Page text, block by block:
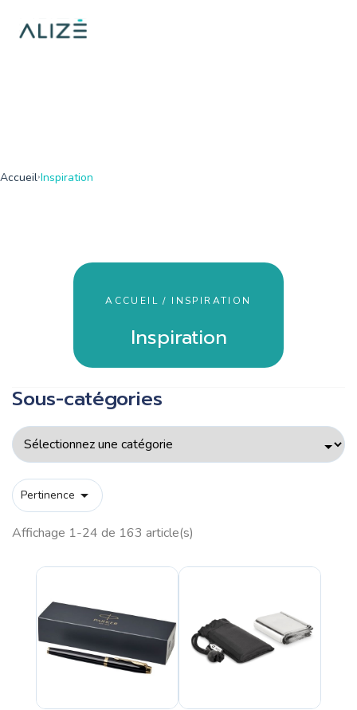
on line137
Accueil Inspiration
ACCUEIL / INSPIRATION
Inspiration
Sous-catégories
Pertinence 
Affichage 1-24 de 163 article(s)